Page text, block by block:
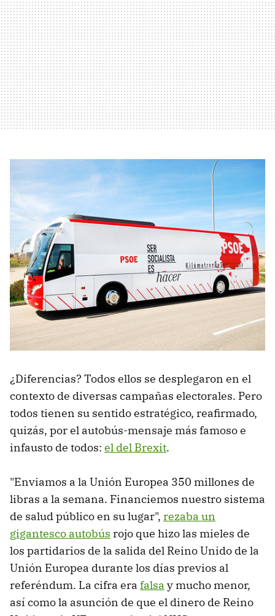
¿Diferencias? Todos ellos se desplegaron en el
contexto de diversas campañas electorales. Pero
todos tienen su sentido estratégico, reafirmado,
quizás, por el autobús-mensaje más famoso e
infausto de todos: el del Brexit.
"Enviamos a la Unión Europea 350 millones de
libras a la semana. Financiemos nuestro sistema
de salud público en su lugar", rezaba un
gigantesco autobús rojo que hizo las mieles de
los partidarios de la salida del Reino Unido de la
Unión Europea durante los días previos al
referéndum. La cifra era falsa y mucho menor,
así como la asunción de que el dinero de Reino